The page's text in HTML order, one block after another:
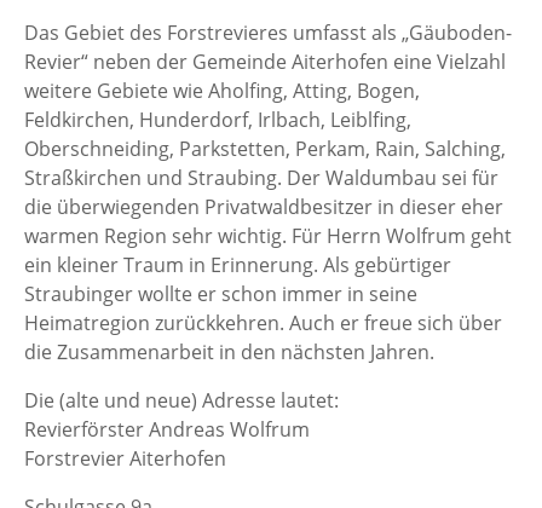
Das Gebiet des Forstrevieres umfasst als „Gäuboden-
Revier“ neben der Gemeinde Aiterhofen eine Vielzahl
weitere Gebiete wie Aholfing, Atting, Bogen,
Feldkirchen, Hunderdorf, Irlbach, Leiblfing,
Oberschneiding, Parkstetten, Perkam, Rain, Salching,
Straßkirchen und Straubing. Der Waldumbau sei für
die überwiegenden Privatwaldbesitzer in dieser eher
warmen Region sehr wichtig. Für Herrn Wolfrum geht
ein kleiner Traum in Erinnerung. Als gebürtiger
Straubinger wollte er schon immer in seine
Heimatregion zurückkehren. Auch er freue sich über
die Zusammenarbeit in den nächsten Jahren.
Die (alte und neue) Adresse lautet:
Revierförster Andreas Wolfrum
Forstrevier Aiterhofen